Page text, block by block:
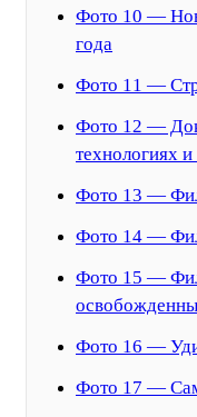
Фото 10 —
года
Фото 11 —
Фото 12 —
технологиях
Фото 13 —
Фото 14 —
Фото 15 —
Фото 16 —
Фото 17 —